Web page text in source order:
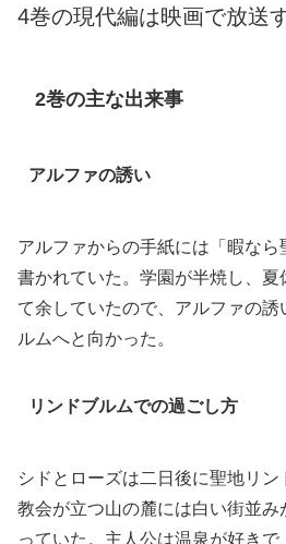
4巻の現代編は映画で放送
2巻の主な出来事
アルファの誘い
アルファからの手紙には「暇な
書かれていた。学園が半焼し、
て余していたので、アルファの
ルムへと向かった。
リンドブルムでの過ごし方
シドとローズは二日後に聖地リ
教会が立つ山の麓には白い街並
っていた。主人公は温泉が好きで